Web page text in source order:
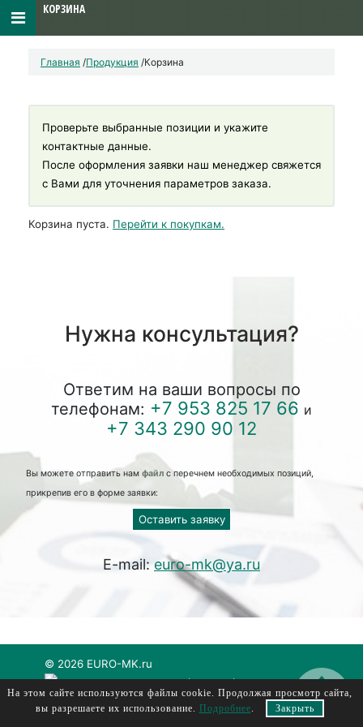
Главная /Продукция /Корзина
Проверьте выбранные позиции и укажите
контактные данные.
После оформления заявки наш менеджер свяжется
с Вами для уточнения параметров заказа.
Корзина пуста. Перейти к покупкам.
Нужна консультация?
Ответим на ваши вопросы по
телефонам: +7 953 825 17 66 и
+7 343 290 90 12
Вы можете отправить нам файлс перечнем необходимых позиций,
прикрепив его в форме заявки:
Оставить заявку
E-mail: euro-mk@ya.ru
© 2026 EURO-MK.ru
евромк, еуромк, euromk, evromk
На этом сайте используются файлы cookie. Продолжая просмотр сайта,
вы разрешаете их использование. Подробнее. Закрыть
КОРЗИНА